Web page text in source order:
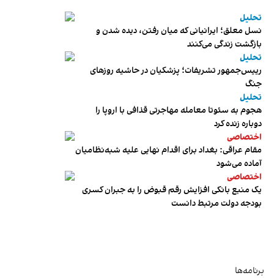
تحلیل
نسل معلق؛ ایرانیانی که میان رفتن، دیده شدن و
بازگشت زندگی می‌کنند
تحلیل
رییس‌جمهور تشریفات؛ پزشکیان در حاشیه روزهای
جنگ
تحلیل
هجوم به سئوتا معامله مهاجرتی قذافی با اروپا را
دوباره زنده کرد
اختصاصی
مقام عراقی: بغداد برای اقدام نهایی علیه شبه‌نظامیان
آماده می‌شود
اختصاصی
یک منبع بانکی افزایش رقم قبوض را به جبران کسری
بودجه دولت مرتبط دانست
برنامه‌ها